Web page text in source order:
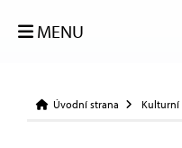
MENU
Úvodní strana Kulturní